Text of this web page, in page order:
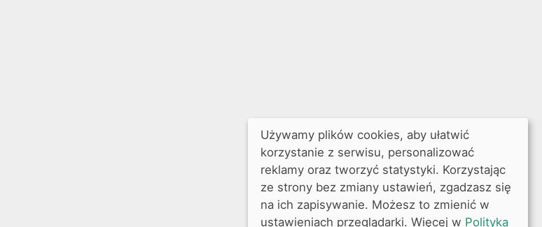
Używamy plików cookies, aby ułatwić
korzystanie z serwisu, personalizować
reklamy oraz tworzyć statystyki. Korzystając
ze strony bez zmiany ustawień, zgadzasz się
na ich zapisywanie. Możesz to zmienić w
ustawieniach przeglądarki. Więcej w Polityka